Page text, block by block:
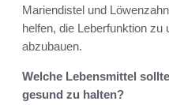
Mariendistel und
helfen, die Leberfunktion zu
abzubauen.
Welche Lebensmittel
gesund zu halten?